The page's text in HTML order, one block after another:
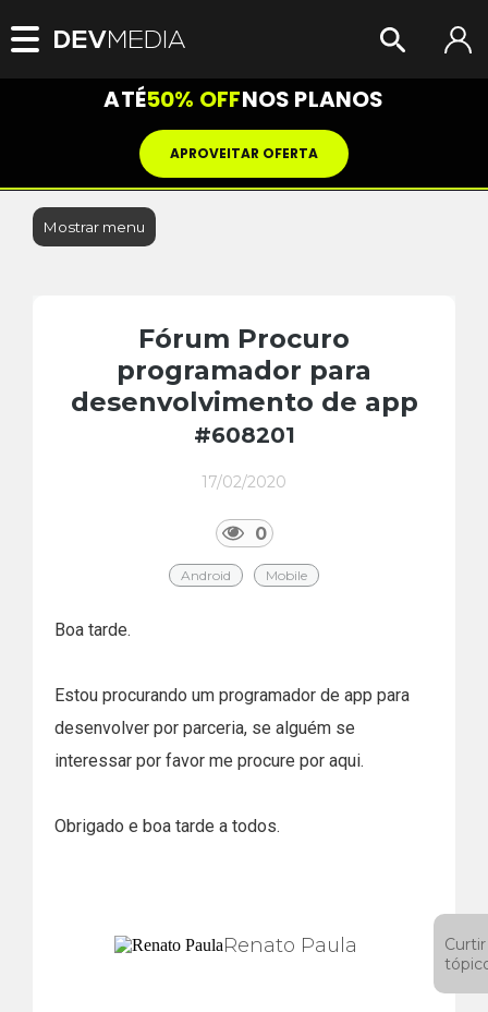
ATÉ50% OFFNOS PLANOS
APROVEITAR OFERTA
Mostrar menu
Fórum Procuro
programador para
desenvolvimento de app
#608201
17/02/2020
0
Android Mobile
Boa tarde.
Estou procurando um programador de app para
desenvolver por parceria, se alguém se
interessar por favor me procure por aqui.
Obrigado e boa tarde a todos.
Renato Paula
Curtir